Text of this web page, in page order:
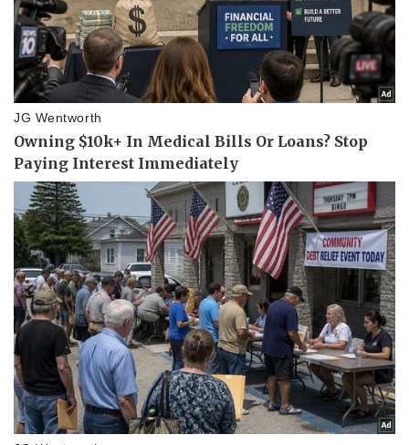
Pháp luật
Vụ án
Tin nóng
Tư vấn luật
Quân sự - Quốc phòng
Việt Nam
Phân tích